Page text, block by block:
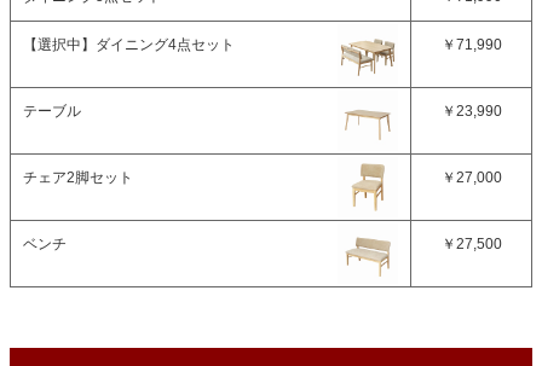
【選択中】 ダイニング4点セット ￥71,990
テーブル ￥23,990
チェア2脚セット ￥27,000
ベンチ ￥27,500